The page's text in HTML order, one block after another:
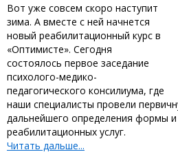
Вот уже совсем скоро наступит
зима. А вместе с ней начнется
новый реабилитационный курс в
«Оптимисте». Сегодня
состоялось первое заседание
психолого-медико-
педагогического консилиума, где
наши специалисты провели
дальнейшего определения формы и
реабилитационных услуг.
Читать дальше...